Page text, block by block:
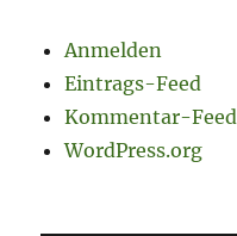
Anmelden
Eintrags-Feed
Kommentar-Feed
WordPress.org